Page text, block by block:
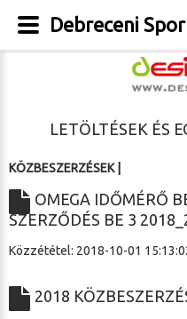
LETÖLTÉSEK ÉS
KÖZBESZERZÉSEK|
OMEGA IDŐMÉRŐ
SZERZŐDÉS BE 3
Közzététel: 2018-10-01
2018
Debreceni